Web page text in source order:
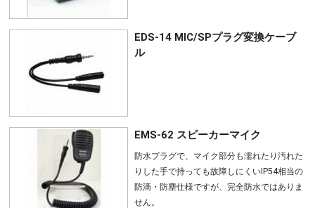
EDS-14 MIC/SPプラグ変換ケーブ
ル
EMS-62 スピーカーマイク
防水プラグで、マイク部分も濡れたり汚れた
りした手で持っても故障しにくいIP54相当の
防滴・防塵仕様ですが、完全防水ではありま
せん。